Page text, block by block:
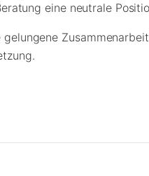
eine neutrale